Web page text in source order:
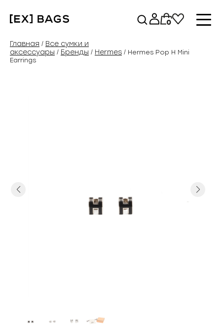
содержимому
0
Главная / Все сумки и
аксессуары / Бренды / Hermes / Hermes Pop H Mini
Earrings
Previous Next